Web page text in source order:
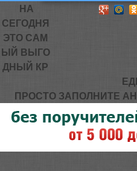
НА
СЕГОДНЯ
ЭТО САМ
ЫЙ ВЫГО
ДНЫЙ КР
ПРОСТО ЗАПОЛНИТЕ